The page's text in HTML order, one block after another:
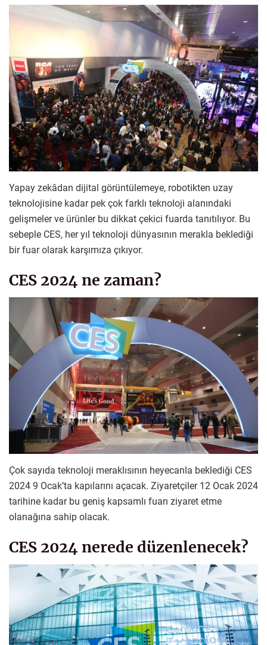
Yapay zekâdan dijital görüntülemeye, robotikten uzay
teknolojisine kadar pek çok farklı teknoloji alanındaki
gelişmeler ve ürünler bu dikkat çekici fuarda tanıtılıyor. Bu
sebeple CES, her yıl teknoloji dünyasının merakla beklediği
bir fuar olarak karşımıza çıkıyor.
CES 2024 ne zaman?
Çok sayıda teknoloji meraklısının heyecanla beklediği CES
2024 9 Ocak’ta kapılarını açacak. Ziyaretçiler 12 Ocak 2024
tarihine kadar bu geniş kapsamlı fuarı ziyaret etme
olanağına sahip olacak.
CES 2024 nerede düzenlenecek?